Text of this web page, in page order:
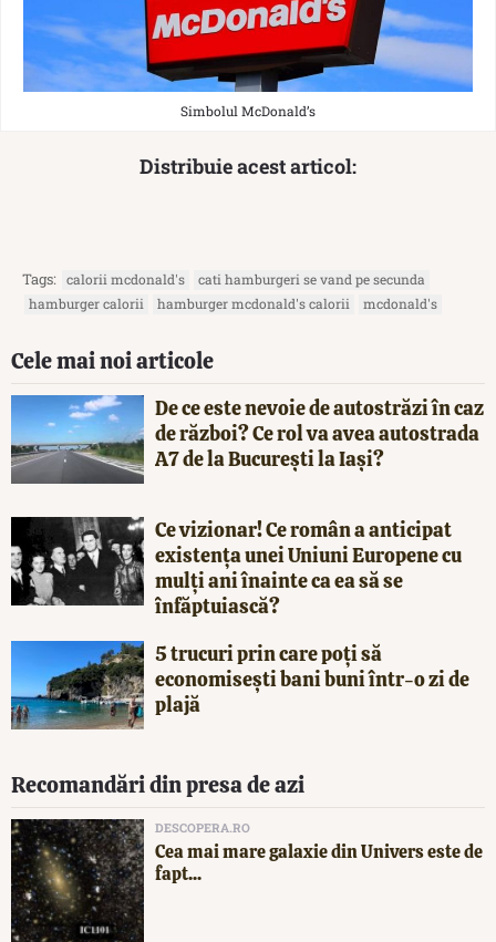
Simbolul McDonald’s
Distribuie acest articol:
Tags: calorii mcdonald's
cati hamburgeri se vand pe secunda
hamburger calorii
hamburger mcdonald's calorii mcdonald's
Cele mai noi articole
De ce este nevoie de autostrăzi în caz
de război? Ce rol va avea autostrada
A7 de la București la Iași?
Ce vizionar! Ce român a anticipat
existența unei Uniuni Europene cu
mulți ani înainte ca ea să se
înfăptuiască?
5 trucuri prin care poți să
economisești bani buni într-o zi de
plajă
Recomandări din presa de azi
DESCOPERA.RO
Cea mai mare galaxie din Univers este de
fapt...